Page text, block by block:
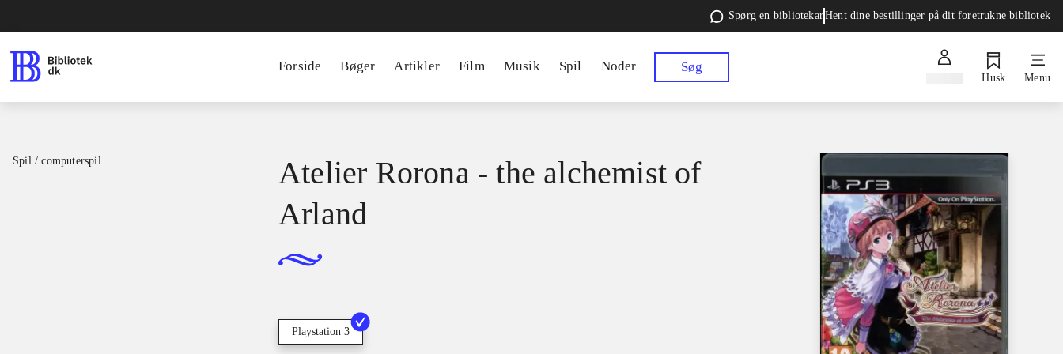
Spørg en bibliotekarHent dine bestillinger på dit foretrukne bibliotek
Forside Bøger Artikler Film Musik Spil Noder Søg
Husk Menu
Spil / computerspil
Atelier Rorona - the alchemist of
Arland
Playstation 3